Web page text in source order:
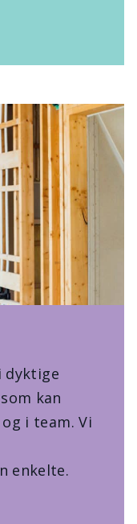
dyktige
kan
i team. Vi
enkelte.